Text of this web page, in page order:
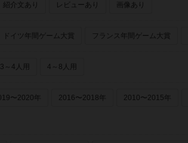
紹介文あり レビューあり 画像あり
ドイツ年間ゲーム大賞 フランス年間ゲーム大賞
3～4人用 4～8人用
〜2020年 2016〜2018年 2010〜2015年